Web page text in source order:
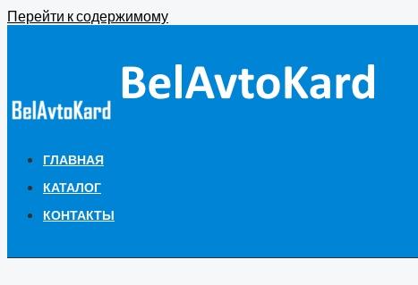
Перейти к содержимому
ГЛАВНАЯ
КАТАЛОГ
КОНТАКТЫ